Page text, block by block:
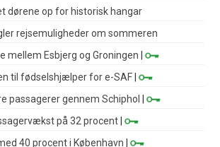
dørene op for historisk hangar
rejsemuligheder om sommeren
mellem Esbjerg og Groningen |
til fødselshjælper for e-SAF |
passagerer gennem Schiphol
|
på 32 procent |
40 procent i København |